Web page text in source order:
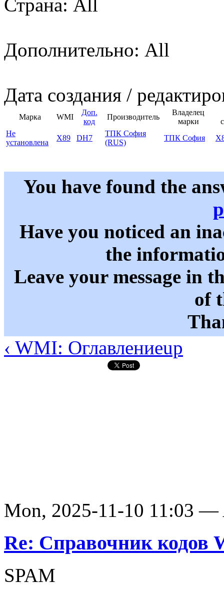
Страна: All
Дополнительно: All
Дата создания /
Марка WMI
Доп.
код
Производитель
Владелец
марки
Не
установлена
X89 DH7
ТПК София
(RUS)
ТПК София
You have found the
Have you noticed an
the
Leave your message in
of
‹ WMI: Оглавлениеup
Mon, 2025-11-10 11:03 —
Re: Справочник кодов
SPAM